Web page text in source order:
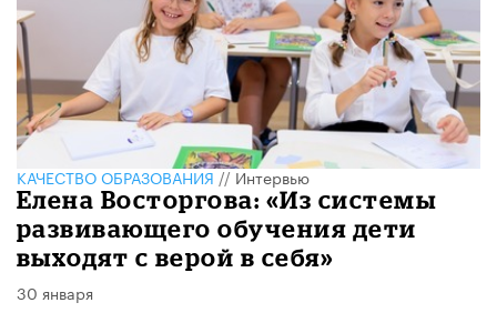
КАЧЕСТВО ОБРАЗОВАНИЯ//Интервью
Елена Восторгова: «Из системы
развивающего обучения дети
выходят с верой в себя»
30 января